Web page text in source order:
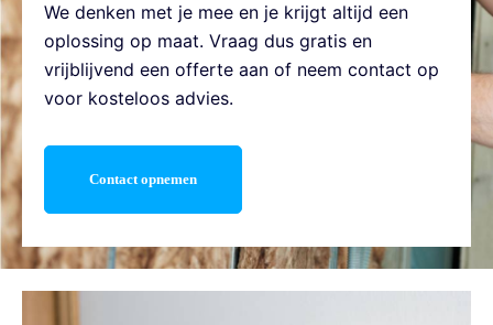
We denken met je mee en je krijgt altijd een
oplossing op maat. Vraag dus gratis en
vrijblijvend een offerte aan of neem contact op
voor kosteloos advies.
Contact opnemen